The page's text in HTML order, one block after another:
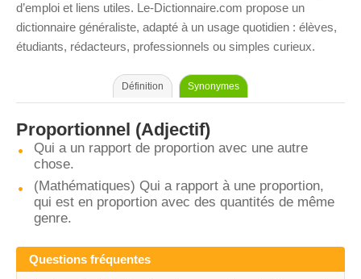
d’emploi et liens utiles. Le-Dictionnaire.com propose un
dictionnaire généraliste, adapté à un usage quotidien : élèves,
étudiants, rédacteurs, professionnels ou simples curieux.
Définition Synonymes
Proportionnel (Adjectif)
Qui a un rapport de proportion avec une autre
chose.
(Mathématiques) Qui a rapport à une proportion,
qui est en proportion avec des quantités de même
genre.
Questions fréquentes